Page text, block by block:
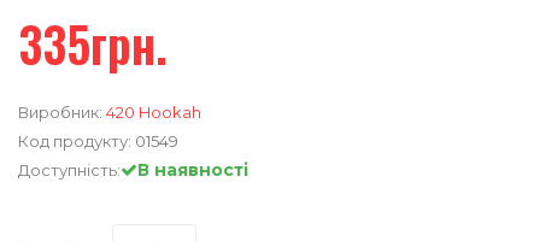
335грн.
Виробник: 420 Hookah
Код продукту: 01549
Доступність:
В наявності